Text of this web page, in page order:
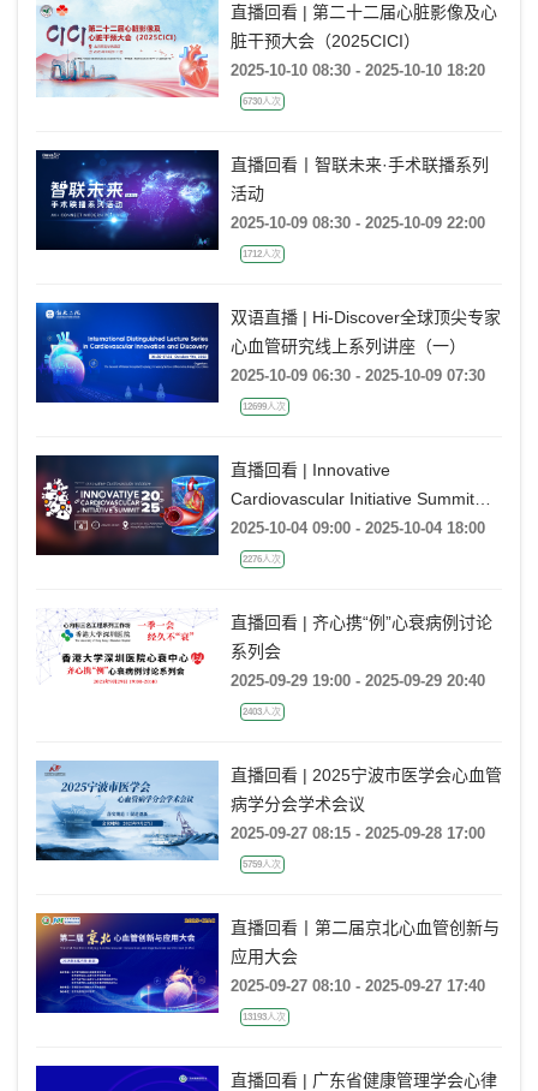
直播回看 | 第二十二届心脏影像及心
脏干预大会（2025CICI）
2025-10-10 08:30 - 2025-10-10 18:20
6730人次
直播回看丨智联未来·手术联播系列
活动
2025-10-09 08:30 - 2025-10-09 22:00
1712人次
双语直播 | Hi-Discover全球顶尖专家
心血管研究线上系列讲座（一）
2025-10-09 06:30 - 2025-10-09 07:30
12699人次
直播回看 | Innovative
Cardiovascular Initiative Summit
2025
2025-10-04 09:00 - 2025-10-04 18:00
2276人次
直播回看 | 齐心携“例”心衰病例讨论
系列会
2025-09-29 19:00 - 2025-09-29 20:40
2403人次
直播回看 | 2025宁波市医学会心血管
病学分会学术会议
2025-09-27 08:15 - 2025-09-28 17:00
5759人次
直播回看丨第二届京北心血管创新与
应用大会
2025-09-27 08:10 - 2025-09-27 17:40
13193人次
直播回看 | 广东省健康管理学会⼼律